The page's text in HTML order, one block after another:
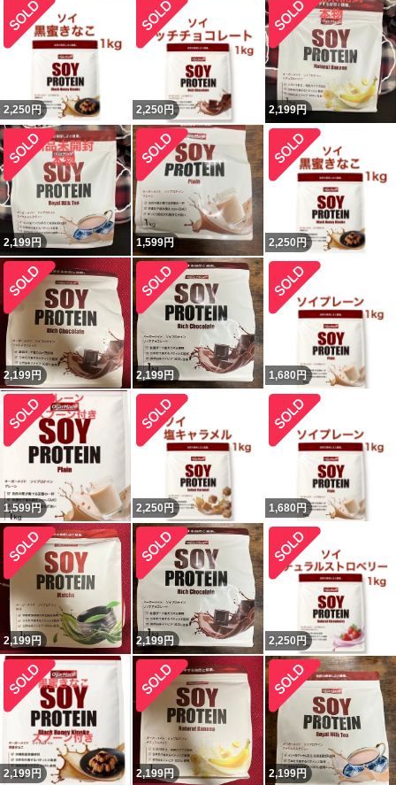
2,250 円 2,250 円 2,199円
2,199円 1,599円 2,250 円
2,199円 2,199円 1,680 円
1,599円 2,250 円 1,680 円
2,199円 2,199円 2,250 円
2,199円 2,199円 2,199円